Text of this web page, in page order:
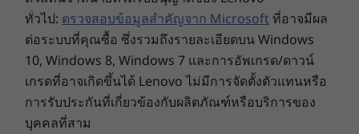
Dimensions (H x W x D)
188.3mm x 290.91mm x 8.52mm / 7.41” x 11.45” x 0.33”
Weight
Starting at 640g / 1.41lbs
ทั่วไป: ตรวจสอบข้อมูลสำคัญจาก Microsoftที่อาจมีผล
ต่อระบบที่คุณซื้อ ซึ่งรวมถึงรายละเอียดบน Windows
10, Windows 8, Windows 7 และการอัพเกรด/ดาวน์
เกรดที่อาจเกิดขึ้นได้ Lenovo ไม่มีการจัดตั้งตัวแทนหรือ
การรับประกันที่เกี่ยวข้องกับผลิตภัณฑ์หรือบริการของ
บุคคลที่สาม